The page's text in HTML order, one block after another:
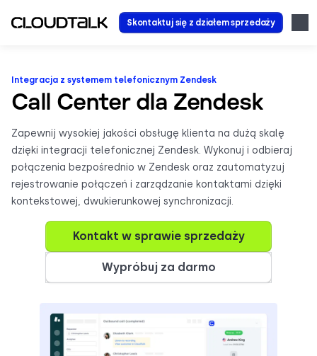
Skontaktuj się z działem sprzedaży
Integracja z systemem telefonicznym Zendesk
Call Center dla Zendesk
Zapewnij wysokiej jakości obsługę klienta na dużą skalę
dzięki integracji telefonicznej Zendesk. Wykonuj i odbieraj
połączenia bezpośrednio w Zendesk oraz zautomatyzuj
rejestrowanie połączeń i zarządzanie kontaktami dzięki
kontekstowej, dwukierunkowej synchronizacji.
Kontakt w sprawie sprzedaży
Wypróbuj za darmo